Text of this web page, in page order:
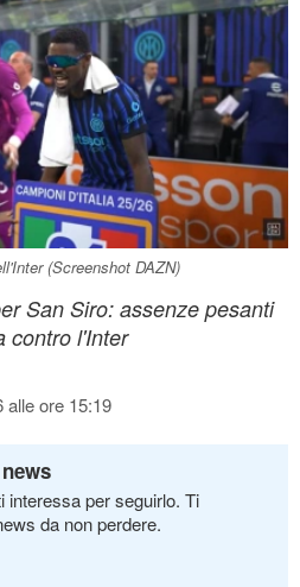
(Screenshot DAZN)
San Siro: assenze pesanti
contro l'Inter
alle ore 15:19
interessa per seguirlo. Ti
da non perdere.